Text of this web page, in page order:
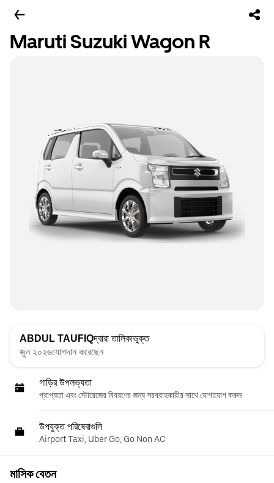
Maruti Suzuki Wagon R
ABDUL TAUFIQদ্বারা তালিকাভুক্ত
জুন ২০২৬যোগদান করেছেন
গাড়ির উপলভ্যতা
প্রাপ্যতা এবং স্টোরেজের বিবরণের জন্য সরবরাহকারীর সাথে যোগাযোগ করুন
উপযুক্ত পরিষেবাগুলি
Airport Taxi, Uber Go, Go Non AC
মাসিক বেতন